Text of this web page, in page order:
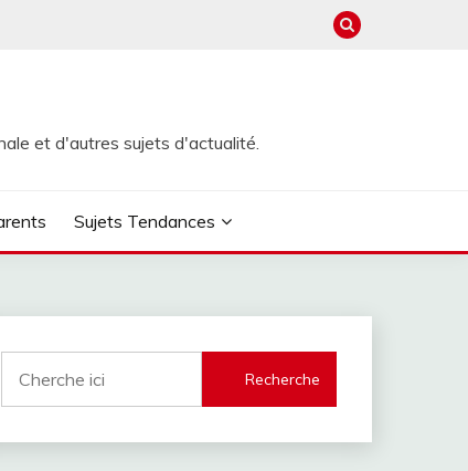
et d'autres sujets d'actualité.
Sujets Tendances
Recherche